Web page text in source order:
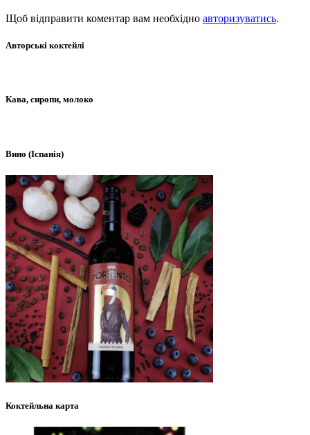
Щоб відправити коментар вам необхідно авторизуватись.
Авторські коктейлі
Кава, сиропи, молоко
Вино (Іспанія)
Коктейльна карта